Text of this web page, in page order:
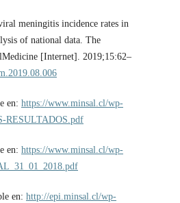
meningitis incidence rates in
of national data. The
[Internet]. 2019;15:62–
en: https://www.minsal.cl/wp-
RESULTADOS.pdf
en: https://www.minsal.cl/wp-
en: http://epi.minsal.cl/wp-